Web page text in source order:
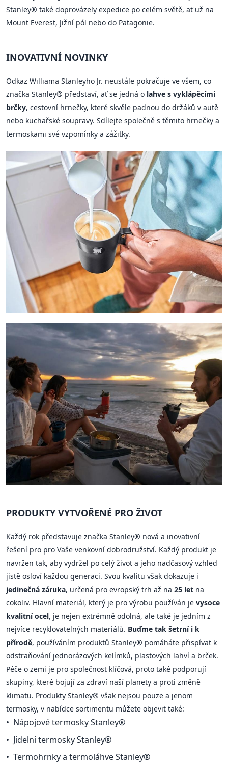
Stanley® také doprovázely expedice po celém světě, ať už na
Mount Everest, Jižní pól nebo do Patagonie.
INOVATIVNÍ NOVINKY
Odkaz Williama Stanleyho Jr. neustále pokračuje ve všem, co
značka Stanley® představí, ať se jedná o lahve s vyklápěcími
brčky, cestovní hrnečky, které skvěle padnou do držáků v autě
nebo kuchařské soupravy. Sdílejte společně s těmito hrnečky a
termoskami své vzpomínky a zážitky.
PRODUKTY VYTVOŘENÉ PRO ŽIVOT
Každý rok představuje značka Stanley® nová a inovativní
řešení pro pro Vaše venkovní dobrodružství. Každý produkt je
navržen tak, aby vydržel po celý život a jeho nadčasový vzhled
jistě osloví každou generaci. Svou kvalitu však dokazuje i
jedinečná záruka, určená pro evropský trh až na 25 let na
cokoliv. Hlavní materiál, který je pro výrobu používán je vysoce
kvalitní ocel, je nejen extrémně odolná, ale také je jedním z
nejvíce recyklovatelných materiálů. Buďme tak šetrní i k
přírodě, používáním produktů Stanley® pomáháte přispívat k
odstraňování jednorázových kelímků, plastových lahví a brček.
Péče o zemi je pro společnost klíčová, proto také podporují
skupiny, které bojují za zdraví naší planety a proti změně
klimatu. Produkty Stanley® však nejsou pouze a jenom
termosky, v nabídce sortimentu můžete objevit také:
Nápojové termosky Stanley®
Jídelní termosky Stanley®
Termohrnky a termoláhve Stanley®